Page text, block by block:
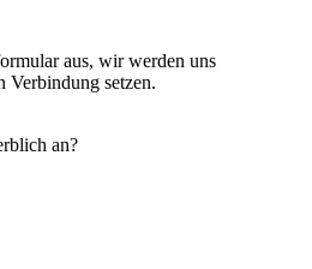
aus, wir werden uns
Verbindung setzen.
an?